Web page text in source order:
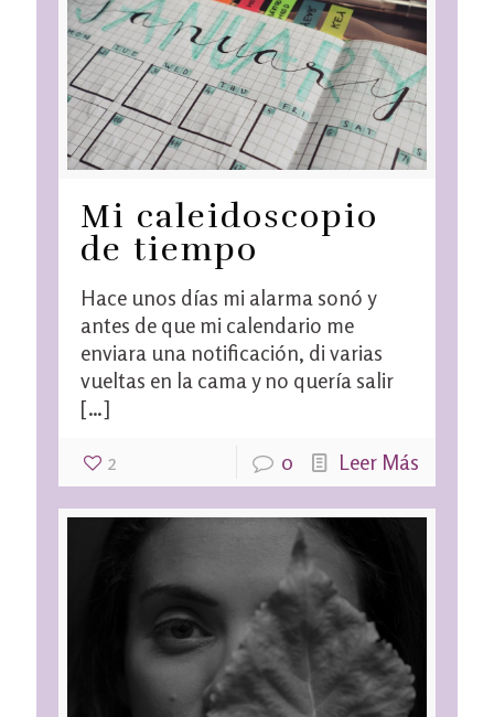
Mi caleidoscopio
de tiempo
Hace unos días mi alarma sonó y
antes de que mi calendario me
enviara una notificación, di varias
vueltas en la cama y no quería salir
[…]
2 0 Leer Más